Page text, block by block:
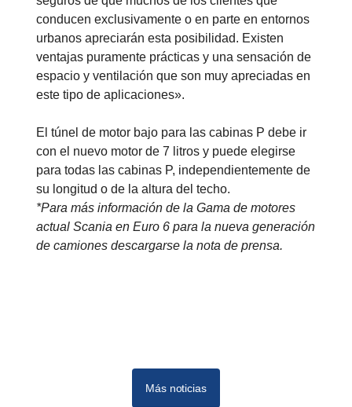
conducen exclusivamente o en parte en entornos
urbanos apreciarán esta posibilidad. Existen
ventajas puramente prácticas y una sensación de
espacio y ventilación que son muy apreciadas en
este tipo de aplicaciones».
El túnel de motor bajo para las cabinas P debe ir
con el nuevo motor de 7 litros y puede elegirse
para todas las cabinas P, independientemente de
su longitud o de la altura del techo.
*Para más información de la Gama de motores
actual Scania en Euro 6 para la nueva generación
de camiones descargarse la nota de prensa.
Más noticias